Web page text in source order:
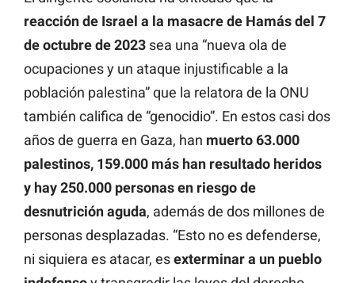
reacción de Israel a la masacre de Hamás del 7
de octubre de 2023 sea una “nueva ola de
ocupaciones y un ataque injustificable a la
población palestina” que la relatora de la ONU
también califica de “genocidio”. En estos casi dos
años de guerra en Gaza, han muerto 63.000
palestinos, 159.000 más han resultado heridos
y hay 250.000 personas en riesgo de
desnutrición aguda, además de dos millones de
personas desplazadas. “Esto no es defenderse,
ni siquiera es atacar, esexterminar a un pueblo